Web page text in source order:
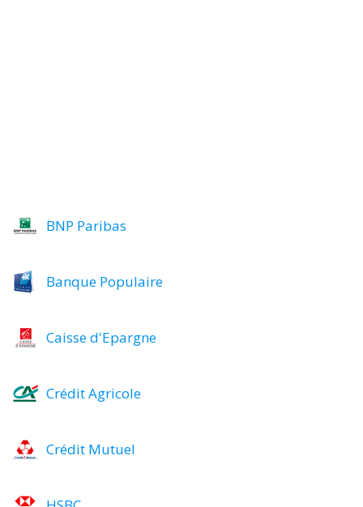
BNP Paribas
Banque Populaire
Caisse d'Epargne
Crédit Agricole
Crédit Mutuel